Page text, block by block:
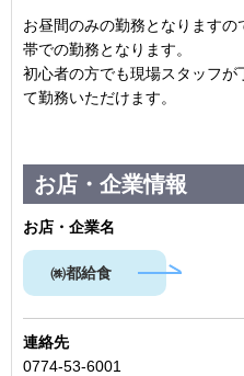
お昼間のみの勤務となります
帯での勤務となります。
初心者の方でも現場スタッフ
て勤務いただけます。
お店・企業情報
お店・企業名
㈱都給食
連絡先
0774-53-6001